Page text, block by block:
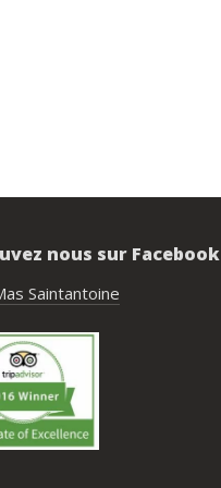
nous sur Facebook
Saintantoine